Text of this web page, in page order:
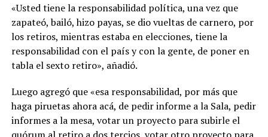
«Usted tiene la responsabilidad política, una vez que
zapateó, bailó, hizo payas, se dio vueltas de carnero, por
los retiros, mientras estaba en elecciones, tiene la
responsabilidad con el país y con la gente, de poner en
tabla el sexto retiro», añadió.
Luego agregó que «esa responsabilidad, por más que
haga piruetas ahora acá, de pedir informe a la Sala, pedir
informes a la mesa, votar un proyecto para subirle el
quórum al retiro a dos tercios, votar otro proyecto para